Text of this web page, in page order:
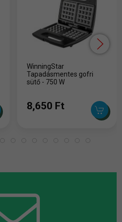
WinningStar
Tapadásmentes gofri
sütő - 750 W
8,650 Ft